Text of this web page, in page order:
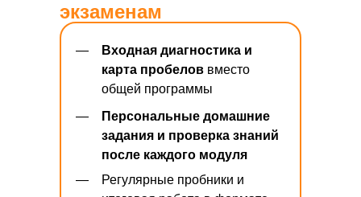
экзаменам
—
Входная диагностика и
карта пробелов вместо
общей программы
—
Персональные домашние
задания и проверка знаний
после каждого модуля
—
Регулярные пробники и